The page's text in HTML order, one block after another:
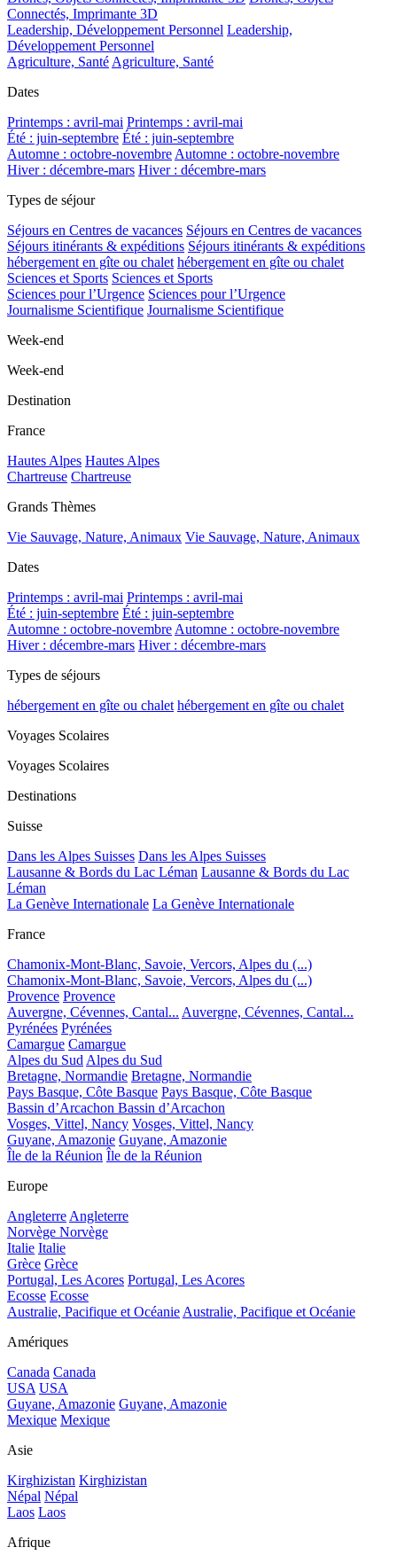
Connectés, Imprimante 3D
Leadership, Développement Personnel Leadership,
Développement Personnel
Agriculture, Santé Agriculture, Santé
Dates
Printemps : avril-mai Printemps : avril-mai
Été : juin-septembre Été : juin-septembre
Automne : octobre-novembre Automne : octobre-novembre
Hiver : décembre-mars Hiver : décembre-mars
Types de séjour
Séjours en Centres de vacances Séjours en Centres de vacances
Séjours itinérants & expéditions Séjours itinérants & expéditions
hébergement en gîte ou chalet hébergement en gîte ou chalet
Sciences et Sports Sciences et Sports
Sciences pour l’Urgence Sciences pour l’Urgence
Journalisme Scientifique Journalisme Scientifique
Week-end
Week-end
Destination
France
Hautes Alpes Hautes Alpes
Chartreuse Chartreuse
Grands Thèmes
Vie Sauvage, Nature, Animaux Vie Sauvage, Nature, Animaux
Dates
Printemps : avril-mai Printemps : avril-mai
Été : juin-septembre Été : juin-septembre
Automne : octobre-novembre Automne : octobre-novembre
Hiver : décembre-mars Hiver : décembre-mars
Types de séjours
hébergement en gîte ou chalet hébergement en gîte ou chalet
Voyages Scolaires
Voyages Scolaires
Destinations
Suisse
Dans les Alpes Suisses Dans les Alpes Suisses
Lausanne & Bords du Lac Léman Lausanne & Bords du Lac
Léman
La Genève Internationale La Genève Internationale
France
Chamonix-Mont-Blanc, Savoie, Vercors, Alpes du (...)
Chamonix-Mont-Blanc, Savoie, Vercors, Alpes du (...)
Provence Provence
Auvergne, Cévennes, Cantal... Auvergne, Cévennes, Cantal...
Pyrénées Pyrénées
Camargue Camargue
Alpes du Sud Alpes du Sud
Bretagne, Normandie Bretagne, Normandie
Pays Basque, Côte Basque Pays Basque, Côte Basque
Bassin d’Arcachon Bassin d’Arcachon
Vosges, Vittel, Nancy Vosges, Vittel, Nancy
Guyane, Amazonie Guyane, Amazonie
Île de la Réunion Île de la Réunion
Europe
Angleterre Angleterre
Norvège Norvège
Italie Italie
Grèce Grèce
Portugal, Les Acores Portugal, Les Acores
Ecosse Ecosse
Australie, Pacifique et Océanie Australie, Pacifique et Océanie
Amériques
Canada Canada
USA USA
Guyane, Amazonie Guyane, Amazonie
Mexique Mexique
Asie
Kirghizistan Kirghizistan
Népal Népal
Laos Laos
Afrique